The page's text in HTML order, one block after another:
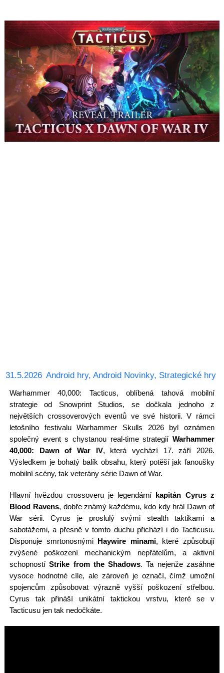
31.5.2026 Android hry, Android Novinky, Strategické hry
Warhammer 40,000: Tacticus, oblíbená tahová mobilní
strategie od Snowprint Studios, se dočkala jednoho z
největších crossoverových eventů ve své historii. V rámci
letošního festivalu Warhammer Skulls 2026 byl oznámen
společný event s chystanou real-time strategiíWarhammer
40,000: Dawn of War IV, která vychází 17. září 2026.
Výsledkem je bohatý balík obsahu, který potěší jak fanoušky
mobilní scény, tak veterány série Dawn of War.
Hlavní hvězdou crossoveru je legendární kapitán Cyrus z
Blood Ravens, dobře známý každému, kdo kdy hrál Dawn of
War sérii. Cyrus je proslulý svými stealth taktikami a
sabotážemi, a přesně v tomto duchu přichází i do Tacticusu.
Disponuje smrtonosnými Haywire minami, které způsobují
zvýšené poškození mechanickým nepřátelům, a aktivní
schopnostíStrike from the Shadows. Ta nejenže zasáhne
vysoce hodnotné cíle, ale zároveň je označí, čímž umožní
spojencům způsobovat výrazně vyšší poškození střelbou.
Cyrus tak přináší unikátní taktickou vrstvu, které se v
Tacticusu jen tak nedočkáte.